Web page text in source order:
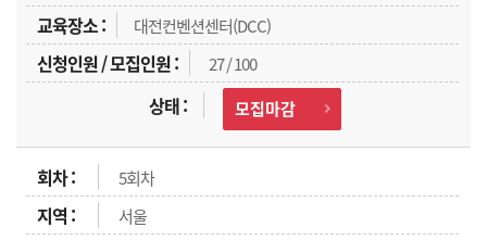
대전컨벤션센터(DCC)
27 / 100
모집마감
5회차
서울